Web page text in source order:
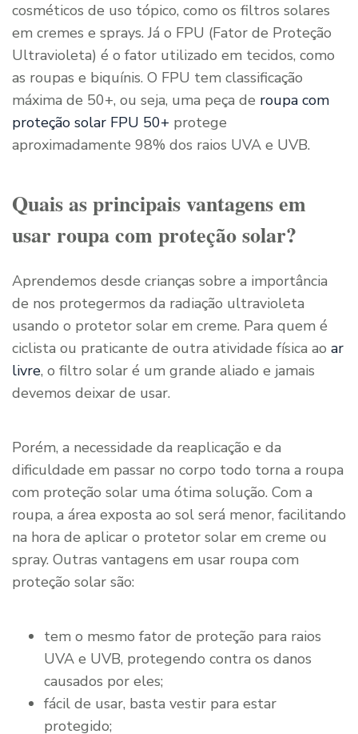
cosméticos de uso tópico, como os filtros solares
em cremes e sprays. Já o FPU (Fator de Proteção
Ultravioleta) é o fator utilizado em tecidos, como
as roupas e biquínis. O FPU tem classificação
máxima de 50+, ou seja, uma peça de roupa com
proteção solar FPU 50+ protege
aproximadamente 98% dos raios UVA e UVB.
Quais as principais vantagens em
usar roupa com proteção solar?
Aprendemos desde crianças sobre a importância
de nos protegermos da radiação ultravioleta
usando o protetor solar em creme. Para quem é
ciclista ou praticante de outra atividade física ao ar
livre, o filtro solar é um grande aliado e jamais
devemos deixar de usar.
Porém, a necessidade da reaplicação e da
dificuldade em passar no corpo todo torna a roupa
com proteção solar uma ótima solução. Com a
roupa, a área exposta ao sol será menor, facilitando
na hora de aplicar o protetor solar em creme ou
spray. Outras vantagens em usar roupa com
proteção solar são:
tem o mesmo fator de proteção para raios
UVA e UVB, protegendo contra os danos
causados por eles;
fácil de usar, basta vestir para estar
protegido;